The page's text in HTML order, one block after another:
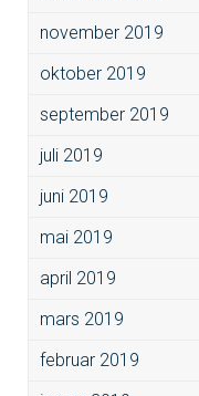
november 2019
oktober 2019
september 2019
juli 2019
juni 2019
mai 2019
april 2019
mars 2019
februar 2019